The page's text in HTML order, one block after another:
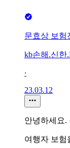
문효상 보험
kb손해.신한
∙
23.03.12
안녕하세요.
여행자 보험